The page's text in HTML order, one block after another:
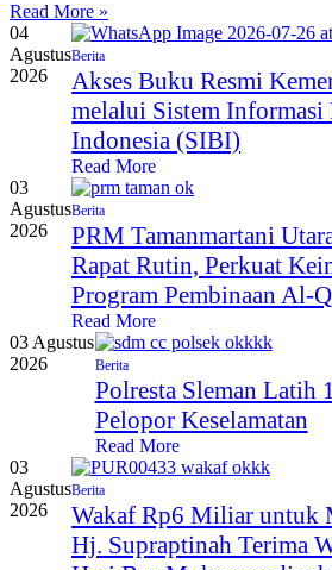
Read More »
04
Agustus
2026
Berita
Akses Buku Resmi
melalui Sistem Informasi
Indonesia (SIBI)
Read More
03
Agustus
2026
Berita
PRM Tamanmartani
Rapat Rutin, Perkuat
Program Pembinaan Al-
Read More
03 Agustus
2026
Berita
Polresta Sleman Latih
Pelopor Keselamatan
Read More
03
Agustus
2026
Berita
Wakaf Rp6 Miliar untuk
Hj. Supraptinah Terima